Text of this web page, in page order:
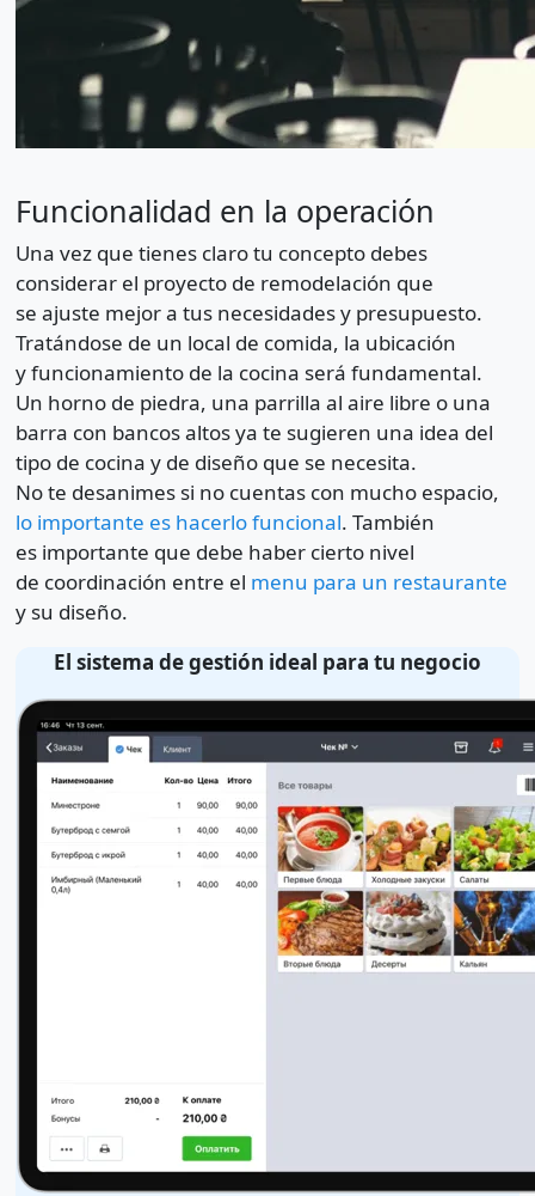
Funcionalidad en la operación
Una vez que tienes claro tu concepto debes
considerar el proyecto de remodelación que
se ajuste mejor a tus necesidades y presupuesto.
Tratándose de un local de comida, la ubicación
y funcionamiento de la cocina será fundamental.
Un horno de piedra, una parrilla al aire libre o una
barra con bancos altos ya te sugieren una idea del
tipo de cocina y de diseño que se necesita.
No te desanimes si no cuentas con mucho espacio,
lo importante es hacerlo funcional. También
es importante que debe haber cierto nivel
de coordinación entre el menu para un restaurante
y su diseño.
El sistema de gestión ideal para tu negocio